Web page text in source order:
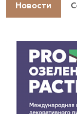
Новости